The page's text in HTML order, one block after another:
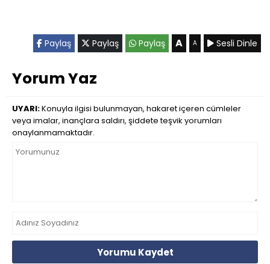
Paylaş Paylaş Paylaş A A Sesli Dinle
Yorum Yaz
UYARI:Konuyla ilgisi bulunmayan, hakaret içeren cümleler
veya imalar, inançlara saldırı, şiddete teşvik yorumları
onaylanmamaktadır.
Yorumu Kaydet